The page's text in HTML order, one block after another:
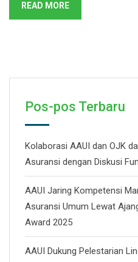
READ MORE
Pos-pos Terbaru
Kolaborasi AAUI dan OJK
Asuransi dengan Diskusi
AAUI Jaring Kompetensi
Asuransi Umum Lewat
Award 2025
AAUI Dukung Pelestarian